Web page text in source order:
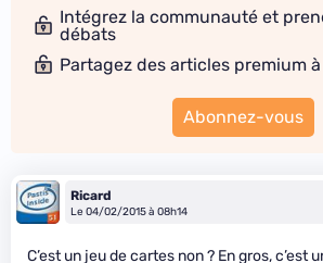
Intégrez la communauté et
débats
Partagez des articles premium
Abonnez-vous
Ricard
Le 04/02/2015 à 08h14
C’est un jeu de cartes non ? En gros, c’est